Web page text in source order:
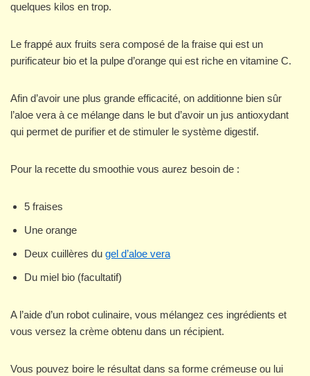
quelques kilos en trop.
Le frappé aux fruits sera composé de la fraise qui est un
purificateur bio et la pulpe d’orange qui est riche en vitamine C.
Afin d’avoir une plus grande efficacité, on additionne bien sûr
l’aloe vera à ce mélange dans le but d’avoir un jus antioxydant
qui permet de purifier et de stimuler le système digestif.
Pour la recette du smoothie vous aurez besoin de :
5 fraises
Une orange
Deux cuillères du gel d’aloe vera
Du miel bio (facultatif)
A l’aide d’un robot culinaire, vous mélangez ces ingrédients et
vous versez la crème obtenu dans un récipient.
Vous pouvez boire le résultat dans sa forme crémeuse ou lui